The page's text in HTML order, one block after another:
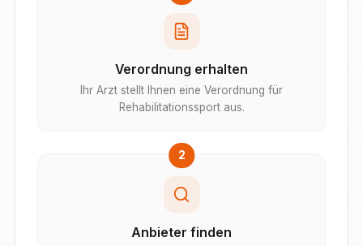
Verordnung erhalten
Ihr Arzt stellt Ihnen eine Verordnung für
Rehabilitationssport aus.
2
Anbieter finden